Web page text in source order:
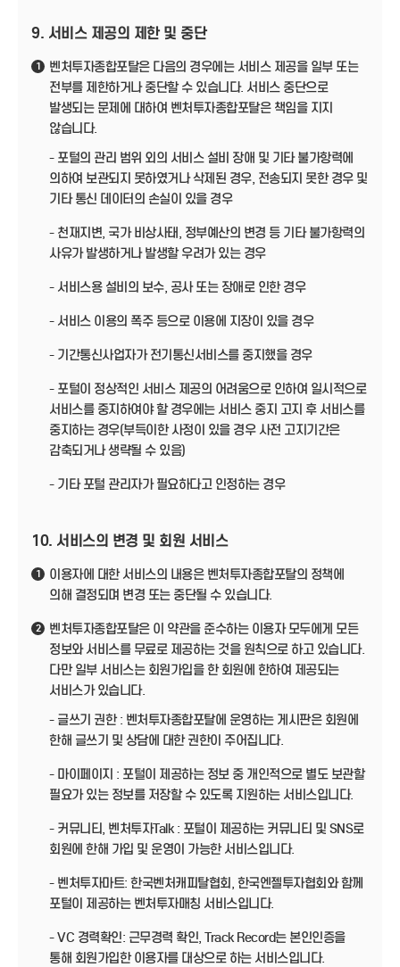
9. 서비스 제공의 제한 및 중단
1
벤처투자종합포탈은 다음의 경우에는 서비스 제공을 일부 또는
전부를 제한하거나 중단할 수 있습니다. 서비스 중단으로
발생되는 문제에 대하여 벤처투자종합포탈은 책임을 지지
않습니다.
- 포털의 관리 범위 외의 서비스 설비 장애 및 기타 불가항력에
의하여 보관되지 못하였거나 삭제된 경우, 전송되지 못한 경우 및
기타 통신 데이터의 손실이 있을 경우
- 천재지변, 국가 비상사태, 정부예산의 변경 등 기타 불가항력의
사유가 발생하거나 발생할 우려가 있는 경우
- 서비스용 설비의 보수, 공사 또는 장애로 인한 경우
- 서비스 이용의 폭주 등으로 이용에 지장이 있을 경우
- 기간통신사업자가 전기통신서비스를 중지했을 경우
- 포털이 정상적인 서비스 제공의 어려움으로 인하여 일시적으로
서비스를 중지하여야 할 경우에는 서비스 중지 고지 후 서비스를
중지하는 경우(부득이한 사정이 있을 경우 사전 고지기간은
감축되거나 생략될 수 있음)
- 기타 포털 관리자가 필요하다고 인정하는 경우
10. 서비스의 변경 및 회원 서비스
1
이용자에 대한 서비스의 내용은 벤처투자종합포탈의 정책에
의해 결정되며 변경 또는 중단될 수 있습니다.
2
벤처투자종합포탈은 이 약관을 준수하는 이용자 모두에게 모든
정보와 서비스를 무료로 제공하는 것을 원칙으로 하고 있습니다.
다만 일부 서비스는 회원가입을 한 회원에 한하여 제공되는
서비스가 있습니다.
- 글쓰기 권한 : 벤처투자종합포탈에 운영하는 게시판은 회원에
한해 글쓰기 및 상담에 대한 권한이 주어집니다.
- 마이페이지 : 포털이 제공하는 정보 중 개인적으로 별도 보관할
필요가 있는 정보를 저장할 수 있도록 지원하는 서비스입니다.
- 커뮤니티, 벤처투자Talk : 포털이 제공하는 커뮤니티 및 SNS로
회원에 한해 가입 및 운영이 가능한 서비스입니다.
- 벤처투자마트: 한국벤처캐피탈협회, 한국엔젤투자협회와 함께
포털이 제공하는 벤처투자매칭 서비스입니다.
- VC 경력확인: 근무경력 확인, Track Record는 본인인증을
통해 회원가입한 이용자를 대상으로 하는 서비스입니다.